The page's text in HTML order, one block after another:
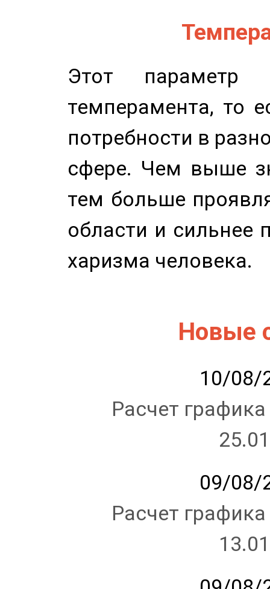
Этот параметр
темперамента, то
потребности в
сфере. Чем выше
тем больше
области и сильнее
харизма человека.
Новые
10/08/
Расчет
09/08/
Расчет